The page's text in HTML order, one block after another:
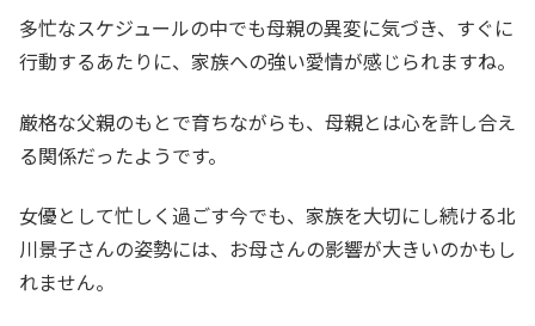
多忙なスケジュールの中でも母親の異変に気づき、すぐに
行動するあたりに、家族への強い愛情が感じられますね。
厳格な父親のもとで育ちながらも、母親とは心を許し合え
る関係だったようです。
女優として忙しく過ごす今でも、家族を大切にし続ける北
川景子さんの姿勢には、お母さんの影響が大きいのかもし
れません。